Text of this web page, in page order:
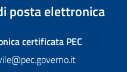
posta elettronica
certificata PEC